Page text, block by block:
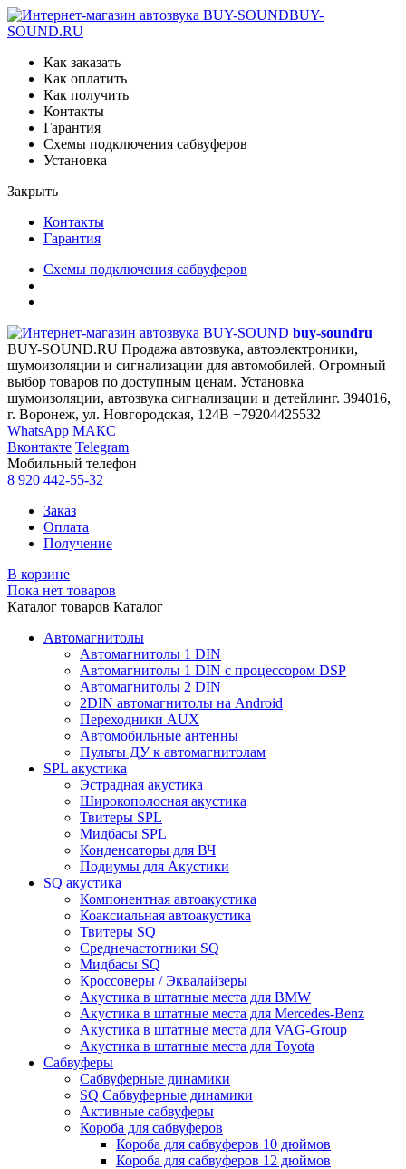
BUY-
SOUND.RU
Как заказать
Как оплатить
Как получить
Контакты
Гарантия
Схемы подключения сабвуферов
Установка
Закрыть
Контакты
Гарантия
Схемы подключения сабвуферов
buy-soundru
BUY-SOUND.RU Продажа автозвука, автоэлектроники,
шумоизоляции и сигнализации для автомобилей. Огромный
выбор товаров по доступным ценам. Установка
шумоизоляции, автозвука сигнализации и детейлинг. 394016,
г. Воронеж, ул. Новгородская, 124В +79204425532
WhatsApp МАКС
Вконтакте Telegram
Мобильный телефон
8 920 442-55-32
Заказ
Оплата
Получение
В корзине
Пока нет товаров
Каталог товаров Каталог
Автомагнитолы
Автомагнитолы 1 DIN
Автомагнитолы 1 DIN с процессором DSP
Автомагнитолы 2 DIN
2DIN автомагнитолы на Android
Переходники AUX
Автомобильные антенны
Пульты ДУ к автомагнитолам
SPL акустика
Эстрадная акустика
Широкополосная акустика
Твитеры SPL
Мидбасы SPL
Конденсаторы для ВЧ
Подиумы для Акустики
SQ акустика
Компонентная автоакустика
Коаксиальная автоакустика
Твитеры SQ
Среднечастотники SQ
Мидбасы SQ
Кроссоверы / Эквалайзеры
Акустика в штатные места для BMW
Акустика в штатные места для Mercedes-Benz
Акустика в штатные места для VAG-Group
Акустика в штатные места для Toyota
Сабвуферы
Сабвуферные динамики
SQ Сабвуферные динамики
Активные сабвуферы
Короба для сабвуферов
Короба для сабвуферов 10 дюймов
Короба для сабвуферов 12 дюймов